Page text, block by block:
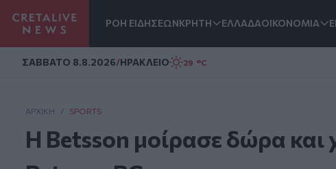
ΡΟΗ ΕΙΔΗΣΕΩΝΚΡΗΤΗ ΕΛΛΑΔΑΟΙΚΟΝΟΜΙΑ
ΣAΒΒΑΤΟ 8.8.2026/ΗΡΑΚΛΕΙΟ 29 °C
ΑΡΧΙΚΗ / SPORTS
Η Betsson μοίρασε δώρα και